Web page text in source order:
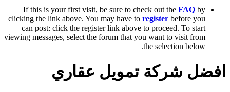
If this is your first visit, be sure to check out the FAQ by
clicking the link above. You may have to register before you
can post: click the register link above to proceed. To start
viewing messages, select the forum that you want to visit from
the selection below.
افضل شركة تمويل عقاري